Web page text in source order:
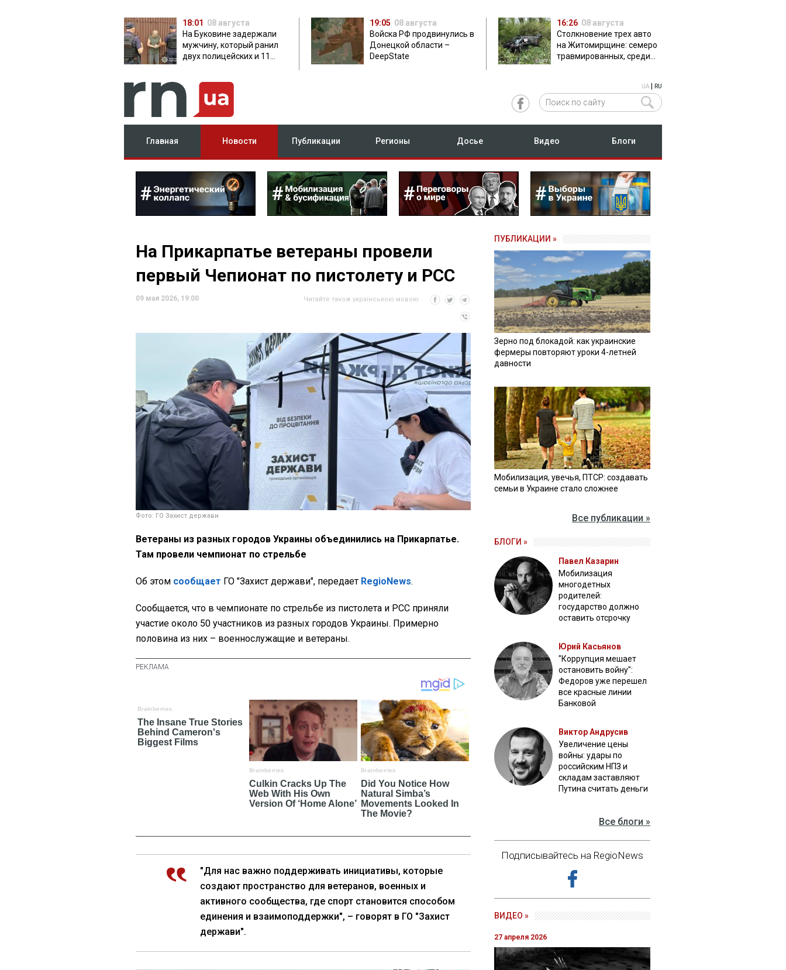
18:01 08 августа
На Буковине задержали
мужчину, который ранил
двух полицейских и 11
19:05 08 августа
Войска РФ продвинулись в
Донецкой области –
DeepState
16:26 08 августа
Столкновение трех авто
на Житомирщине: семеро
травмированных, среди
UA RU
Главная Новости Публикации Регионы Досье Видео Блоги
На Прикарпатье ветераны провели
первый Чепионат по пистолету и РСС
09 мая 2026, 19:00 Читайте також українською мовою
Фото: ГО Захист держави
Ветераны из разных городов Украины объединились на Прикарпатье.
Там провели чемпионат по стрельбе
Об этом сообщает ГО "Захист держави", передает RegioNews.
Сообщается, что в чемпионате по стрельбе из пистолета и PCC приняли
участие около 50 участников из разных городов Украины. Примерно
половина из них – военнослужащие и ветераны.
"Для нас важно поддерживать инициативы, которые
создают пространство для ветеранов, военных и
активного сообщества, где спорт становится способом
единения и взаимоподдержки", – говорят в ГО "Захист
держави".
ПУБЛИКАЦИИ »
Зерно под блокадой: как украинские
фермеры повторяют уроки 4-летней
давности
Мобилизация, увечья, ПТСР: создавать
семьи в Украине стало сложнее
Все публикации »
БЛОГИ »
Павел Казарин
Мобилизация
многодетных
родителей:
государство должно
оставить отсрочку
Юрий Касьянов
"Коррупция мешает
остановить войну":
Федоров уже перешел
все красные линии
Банковой
Виктор Андрусив
Увеличение цены
войны: удары по
российским НПЗ и
складам заставляют
Путина считать деньги
Все блоги »
Подписывайтесь на RegioNews
ВИДЕО »
27 апреля 2026